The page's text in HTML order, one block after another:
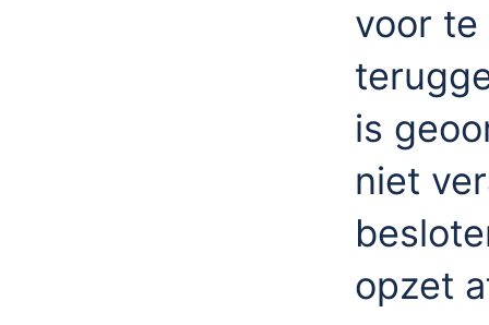
voor te
is
niet
opzet